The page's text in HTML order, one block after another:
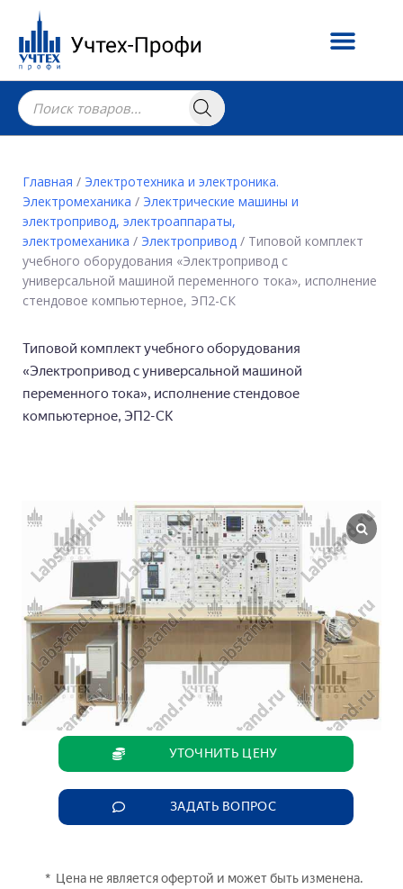
Главная / Электротехника и электроника.
Электромеханика / Электрические машины и
электропривод, электроаппараты,
электромеханика / Электропривод / Типовой комплект
учебного оборудования «Электропривод с
универсальной машиной переменного тока», исполнение
стендовое компьютерное, ЭП2-СК
Типовой комплект учебного оборудования
«Электропривод с универсальной машиной
переменного тока», исполнение стендовое
компьютерное, ЭП2-СК
УТОЧНИТЬ ЦЕНУ
ЗАДАТЬ ВОПРОС
* Цена не является офертой и может быть изменена.